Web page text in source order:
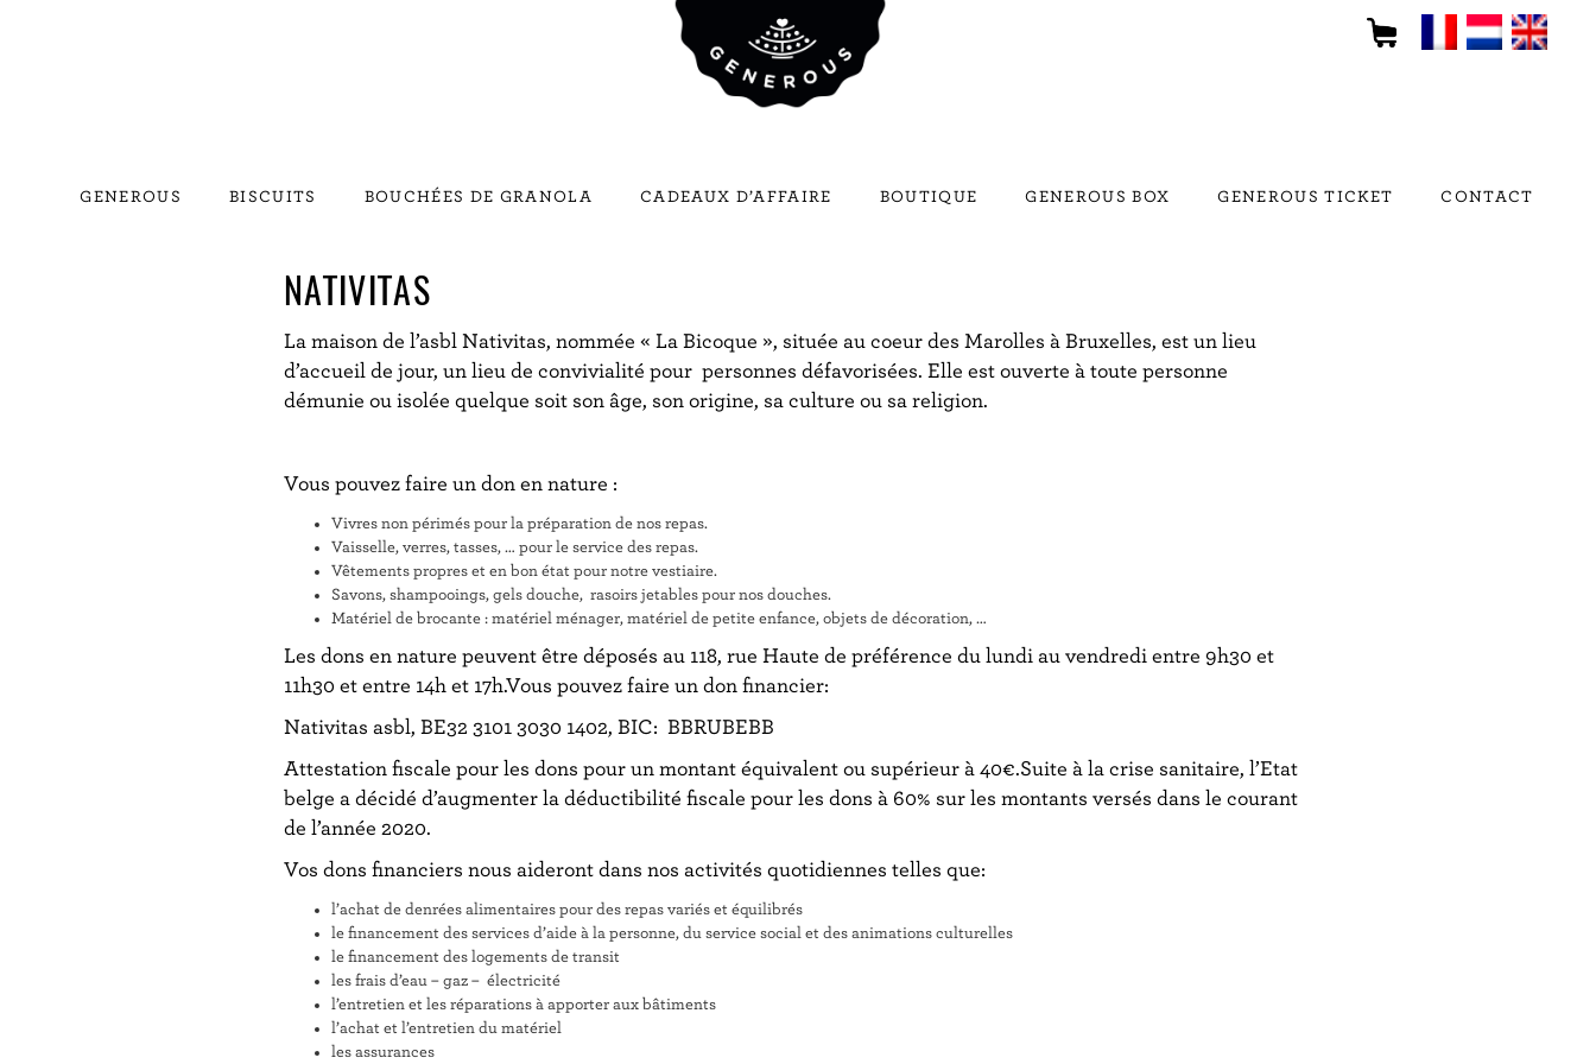
GENEROUS BISCUITS BOUCHÉES DE GRANOLA CADEAUX D’AFFAIRE BOUTIQUE GENEROUS BOX GENEROUS TICKET CONTACT
NATIVITAS
La maison de l’asbl Nativitas, nommée « La Bicoque », située au coeur des Marolles à Bruxelles, est un lieu
d’accueil de jour, un lieu de convivialité pour personnes défavorisées. Elle est ouverte à toute personne
démunie ou isolée quelque soit son âge, son origine, sa culture ou sa religion.
Vous pouvez faire un don en nature :
Vivres non périmés pour la préparation de nos repas.
Vaisselle, verres, tasses, … pour le service des repas.
Vêtements propres et en bon état pour notre vestiaire.
Savons, shampooings, gels douche, rasoirs jetables pour nos douches.
Matériel de brocante : matériel ménager, matériel de petite enfance, objets de décoration, …
Les dons en nature peuvent être déposés au 118, rue Haute de préférence du lundi au vendredi entre 9h30 et
11h30 et entre 14h et 17h.Vous pouvez faire un don financier:
Nativitas asbl, BE32 3101 3030 1402, BIC: BBRUBEBB
Attestation fiscale pour les dons pour un montant équivalent ou supérieur à 40€.Suite à la crise sanitaire, l’Etat
belge a décidé d’augmenter la déductibilité fiscale pour les dons à 60% sur les montants versés dans le courant
de l’année 2020.
Vos dons financiers nous aideront dans nos activités quotidiennes telles que:
l’achat de denrées alimentaires pour des repas variés et équilibrés
le financement des services d’aide à la personne, du service social et des animations culturelles
le financement des logements de transit
les frais d’eau – gaz – électricité
l’entretien et les réparations à apporter aux bâtiments
l’achat et l’entretien du matériel
les assurances